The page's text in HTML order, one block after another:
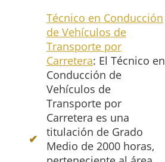
Técnico en Conducción
de Vehículos de
Transporte por
Carretera: El Técnico en
Conducción de
Vehículos de
Transporte por
Carretera es una
titulación de Grado
Medio de 2000 horas,